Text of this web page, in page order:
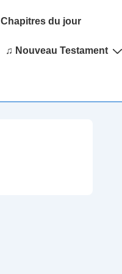
Chapitres du jour
♫ Nouveau Testament